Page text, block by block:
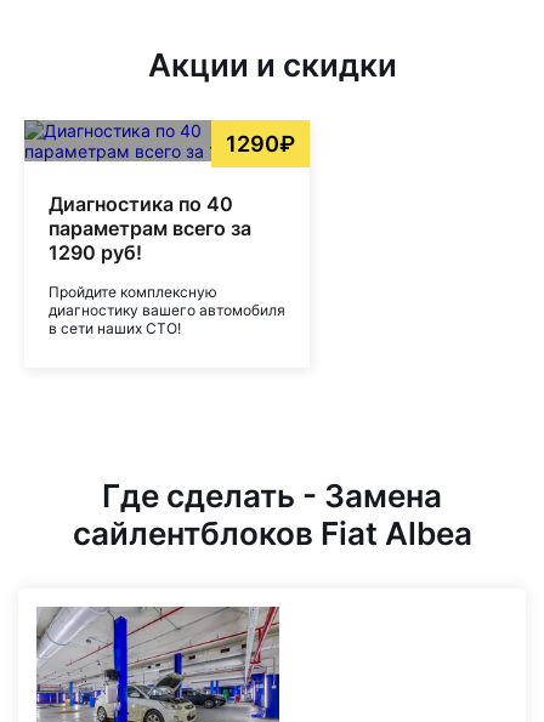
Акции и скидки
1290₽
Диагностика по 40
параметрам всего за
1290 руб!
Пройдите комплексную
диагностику вашего автомобиля
в сети наших СТО!
Где сделать - Замена
сайлентблоков Fiat Albea